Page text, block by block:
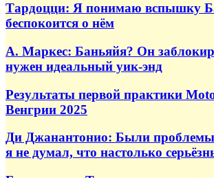
Тардоцци: Я понимаю вспышку
беспокоится о нём
А. Маркес: Баньяйя? Он
нужен идеальный уик-энд
Результаты первой практики
Венгрии 2025
Ди Джанантонио: Были
я не думал, что настолько